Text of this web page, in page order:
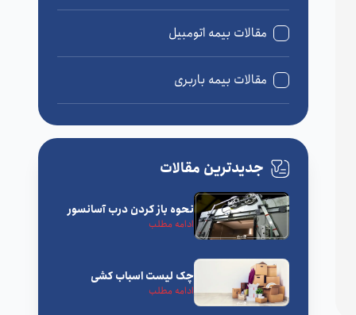
مقالات بیمه اتومبیل
مقالات بیمه باربری
مقالات بیمه درمان
مقالات بیمه زندگی
مقالات بیمه مسئولیت
مقالات بیمه مسافرتی
جدیدترین مقالات
نحوه باز کردن درب آسانسور
ادامه مطلب
چک لیست اسباب‌ کشی
ادامه مطلب